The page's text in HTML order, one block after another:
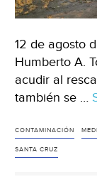
12 de agosto
Humberto A.
acudir al
también se …
CONTAMINACIÓN
SANTA CRUZ